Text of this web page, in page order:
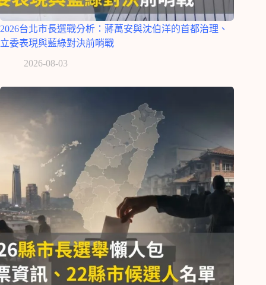
2026台北市長選戰分析：蔣萬安與沈伯洋的首都治理、
立委表現與藍綠對決前哨戰
2026-08-03